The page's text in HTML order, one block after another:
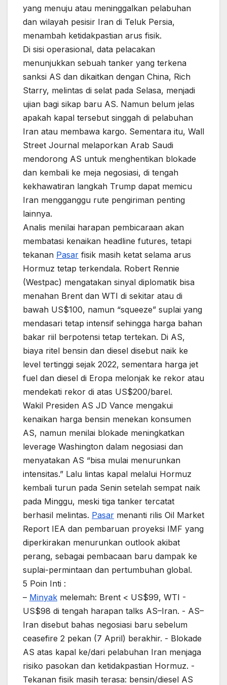
yang menuju atau meninggalkan pelabuhan
dan wilayah pesisir Iran di Teluk Persia,
menambah ketidakpastian arus fisik.
Di sisi operasional, data pelacakan
menunjukkan sebuah tanker yang terkena
sanksi AS dan dikaitkan dengan China, Rich
Starry, melintas di selat pada Selasa, menjadi
ujian bagi sikap baru AS. Namun belum jelas
apakah kapal tersebut singgah di pelabuhan
Iran atau membawa kargo. Sementara itu, Wall
Street Journal melaporkan Arab Saudi
mendorong AS untuk menghentikan blokade
dan kembali ke meja negosiasi, di tengah
kekhawatiran langkah Trump dapat memicu
Iran mengganggu rute pengiriman penting
lainnya.
Analis menilai harapan pembicaraan akan
membatasi kenaikan headline futures, tetapi
tekanan Pasar fisik masih ketat selama arus
Hormuz tetap terkendala. Robert Rennie
(Westpac) mengatakan sinyal diplomatik bisa
menahan Brent dan WTI di sekitar atau di
bawah US$100, namun “squeeze” suplai yang
mendasari tetap intensif sehingga harga bahan
bakar riil berpotensi tetap tertekan. Di AS,
biaya ritel bensin dan diesel disebut naik ke
level tertinggi sejak 2022, sementara harga jet
fuel dan diesel di Eropa melonjak ke rekor atau
mendekati rekor di atas US$200/barel.
Wakil Presiden AS JD Vance mengakui
kenaikan harga bensin menekan konsumen
AS, namun menilai blokade meningkatkan
leverage Washington dalam negosiasi dan
menyatakan AS “bisa mulai menurunkan
intensitas.” Lalu lintas kapal melalui Hormuz
kembali turun pada Senin setelah sempat naik
pada Minggu, meski tiga tanker tercatat
berhasil melintas. Pasar menanti rilis Oil Market
Report IEA dan pembaruan proyeksi IMF yang
diperkirakan menurunkan outlook akibat
perang, sebagai pembacaan baru dampak ke
suplai-permintaan dan pertumbuhan global.
5 Poin Inti :
– Minyak melemah: Brent < US$99, WTI -
US$98 di tengah harapan talks AS–Iran. - AS–
Iran disebut bahas negosiasi baru sebelum
ceasefire 2 pekan (7 April) berakhir. - Blokade
AS atas kapal ke/dari pelabuhan Iran menjaga
risiko pasokan dan ketidakpastian Hormuz. -
Tekanan fisik masih terasa: bensin/diesel AS